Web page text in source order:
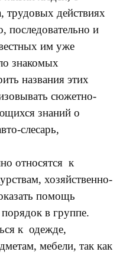
трудовых действиях
последовательно и
им уже
знакомых
названия этих
сюжетно-
знаний о
слесарь,
относятся к
хозяйственно-
помощь
в группе.
к одежде,
мебели, так как